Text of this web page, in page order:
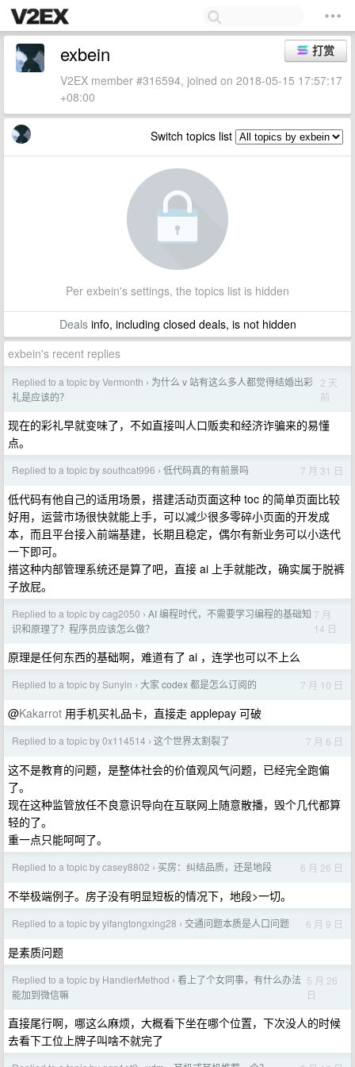
打赏
exbein
V2EX member #316594, joined on 2018-05-15 17:57:17
+08:00
Switch topics list
Per exbein's settings, the topics list is hidden
Dealsinfo, including closed deals, is not hidden
exbein's recent replies
Replied to a topic by Vermonth › 为什么 v 站有这么多人都觉得结婚出彩
礼是应该的？
2 天
前
现在的彩礼早就变味了，不如直接叫人口贩卖和经济诈骗来的易懂
点。
Replied to a topic by southcat996 › 低代码真的有前景吗 7 月 31 日
低代码有他自己的适用场景，搭建活动页面这种 toc 的简单页面比较
好用，运营市场很快就能上手，可以减少很多零碎小页面的开发成
本，而且平台接入前端基建，长期且稳定，偶尔有新业务可以小迭代
一下即可。
搭这种内部管理系统还是算了吧，直接 ai 上手就能改，确实属于脱裤
子放屁。
Replied to a topic by cag2050 › AI 编程时代，不需要学习编程的基础知
识和原理了？程序员应该怎么做？
7 月
14 日
原理是任何东西的基础啊，难道有了 ai ，连学也可以不上么
Replied to a topic by Sunyin › 大家 codex 都是怎么订阅的 7 月 10 日
@Kakarrot 用手机买礼品卡，直接走 applepay 可破
Replied to a topic by 0x114514 › 这个世界太割裂了 7 月 6 日
这不是教育的问题，是整体社会的价值观风气问题，已经完全跑偏
了。
现在这种监管放任不良意识导向在互联网上随意散播，毁个几代都算
轻的了。
重一点只能呵呵了。
Replied to a topic by casey8802 › 买房：纠结品质，还是地段 6 月 26 日
不举极端例子。房子没有明显短板的情况下，地段>一切。
Replied to a topic by yifangtongxing28 › 交通问题本质是人口问题 6 月 9 日
是素质问题
Replied to a topic by HandlerMethod › 看上了个女同事，有什么办法
能加到微信嘛
5 月 26
日
直接尾行啊，哪这么麻烦，大概看下坐在哪个位置，下次没人的时候
去看下工位上牌子叫啥不就完了